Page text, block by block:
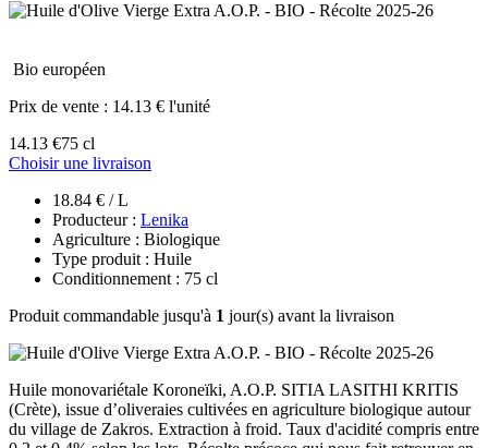
Bio européen
Prix de vente : 14.13 € l'unité
14.13 €75 cl
Choisir une livraison
18.84 € / L
Producteur : Lenika
Agriculture : Biologique
Type produit : Huile
Conditionnement : 75 cl
Produit commandable jusqu'à 1 jour(s) avant la livraison
Huile monovariétale Koroneïki, A.O.P. SITIA LASITHI KRITIS
(Crète), issue d’oliveraies cultivées en agriculture biologique autour
du village de Zakros. Extraction à froid. Taux d'acidité compris entre